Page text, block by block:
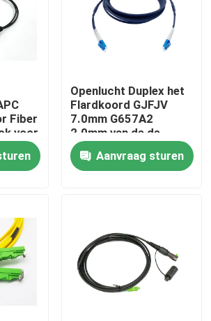
Fiber
voor
de
Openlucht Duplex het
Flardkoord GJFJV
7.0mm G657A2
2.0mm van de de
Optische
Kabelassemblage van
FTTA LC
Aanvraag sturen